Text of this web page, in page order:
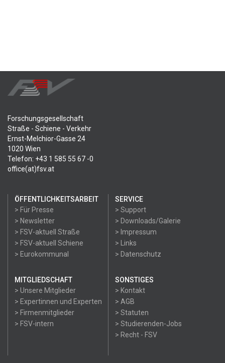
Forschungsgesellschaft
Straße - Schiene - Verkehr
Ernst-Melchior-Gasse 24
1020 Wien
Telefon: +43 1 585 55 67 -0
office(at)fsv.at
ÖFFENTLICHKEITSARBEIT
> Für Presse
> Newsletter
> FSV-aktuell Straße
> FSV-aktuell Schiene
> Eurokommunal
SERVICE
> Support
> Downloads/Galerie
> Impressum
> Links
> Datenschutz
MITGLIEDSCHAFT
> Unsere Mitglieder
> Expertinnen und Experten
> Firmenmitglieder
> FSV-intern
SONSTIGES
> Kontakt
> AGB
> Statuten
> Studierenden-Jobs
> Recht - FSV